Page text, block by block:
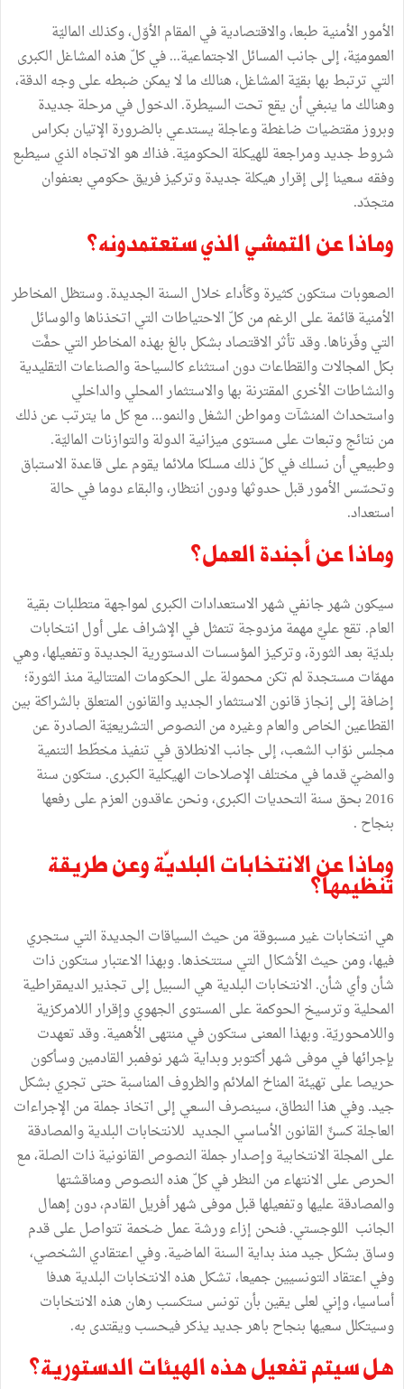
الأمور الأمنية طبعا، والاقتصادية في المقام الأوّل، وكذلك الماليّة
العموميّة، إلى جانب المسائل الاجتماعية... في كلّ هذه المشاغل الكبرى
التي ترتبط بها بقيّة المشاغل، هنالك ما لا يمكن ضبطه على وجه الدقة،
وهنالك ما ينبغي أن يقع تحت السيطرة. الدخول في مرحلة جديدة
وبروز مقتضيات ضاغطة وعاجلة يستدعي بالضرورة الإتيان بكراس
شروط جديد ومراجعة للهيكلة الحكوميّة. فذاك هو الاتجاه الذي سيطبع
وفقه سعينا إلى إقرار هيكلة جديدة وتركيز فريق حكومي بعنفوان
متجدّد.
وماذا عن التمشي الذي ستعتمدونه؟
الصعوبات ستكون كثيرة وكَأداء خلال السنة الجديدة. وستظل المخاطر
الأمنية قائمة على الرغم من كلّ الاحتياطات التي اتخذناها والوسائل
التي وفّرناها. وقد تأثر الاقتصاد بشكل بالغ بهذه المخاطر التي حفَّت
بكل المجالات والقطاعات دون استثناء كالسياحة والصناعات التقليدية
والنشاطات الأخرى المقترنة بها والاستثمار المحلي والداخلي
واستحداث المنشآت ومواطن الشغل والنمو... مع كل ما يترتب عن ذلك
من نتائج وتبعات على مستوى ميزانية الدولة والتوازنات الماليّة.
وطبيعي أن نسلك في كلّ ذلك مسلكا ملائما يقوم على قاعدة الاستباق
وتحسّس الأمور قبل حدوثها ودون انتظار، والبقاء دوما في حالة
استعداد.
وماذا عن أجندة العمل؟
سيكون شهر جانفي شهر الاستعدادات الكبرى لمواجهة متطلبات بقية
العام. تقع عليَّ مهمة مزدوجة تتمثل في الإشراف على أول انتخابات
بلديّة بعد الثورة، وتركيز المؤسسات الدستورية الجديدة وتفعيلها، وهي
مهمّات مستجدة لم تكن محمولة على الحكومات المتتالية منذ الثورة؛
إضافة إلى إنجاز قانون الاستثمار الجديد والقانون المتعلق بالشراكة بين
القطاعين الخاص والعام وغيره من النصوص التشريعيّة الصادرة عن
مجلس نوّاب الشعب، إلى جانب الانطلاق في تنفيذ مخطّط التنمية
والمضيّ قدما في مختلف الإصلاحات الهيكلية الكبرى. ستكون سنة
2016 بحق سنة التحديات الكبرى، ونحن عاقدون العزم على رفعها
بنجاح .
وماذا عن الانتخابات البلديّة وعن طريقة
تنظيمها؟
هي انتخابات غير مسبوقة من حيث السياقات الجديدة التي ستجري
فيها، ومن حيث الأشكال التي ستتخذها. وبهذا الاعتبار ستكون ذات
شأن وأي شأن. الانتخابات البلدية هي السبيل إلى تجذير الديمقراطية
المحلية وترسيخ الحوكمة على المستوى الجهوي وإقرار اللامركزية
واللامحوريّة. وبهذا المعنى ستكون في منتهى الأهمية. وقد تعهدت
بإجرائها في موفى شهر أكتوبر وبداية شهر نوفمبر القادمين وسأكون
حريصا على تهيئة المناخ الملائم والظروف المناسبة حتى تجري بشكل
جيد. وفي هذا النطاق، سينصرف السعي إلى اتخاذ جملة من الإجراءات
العاجلة كسنِّ القانون الأساسي الجديد للانتخابات البلدية والمصادقة
على المجلة الانتخابية وإصدار جملة النصوص القانونية ذات الصلة، مع
الحرص على الانتهاء من النظر في كلّ هذه النصوص ومناقشتها
والمصادقة عليها وتفعيلها قبل موفى شهر أفريل القادم، دون إهمال
الجانب اللوجستي. فنحن إزاء ورشة عمل ضخمة تتواصل على قدم
وساق بشكل جيد منذ بداية السنة الماضية. وفي اعتقادي الشخصي،
وفي اعتقاد التونسيين جميعا، تشكل هذه الانتخابات البلدية هدفا
أساسيا، وإني لعلى يقين بأن تونس ستكسب رهان هذه الانتخابات
وسيتكلل سعيها بنجاح باهر جديد يذكر فيحسب ويقتدى به.
هل سيتم تفعيل هذه الهيئات الدستورية؟